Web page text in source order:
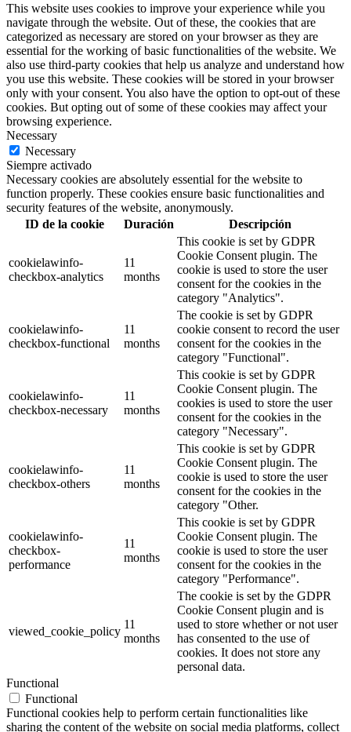
This website uses cookies to improve your experience while you
navigate through the website. Out of these, the cookies that are
categorized as necessary are stored on your browser as they are
essential for the working of basic functionalities of the website. We
also use third-party cookies that help us analyze and understand how
you use this website. These cookies will be stored in your browser
only with your consent. You also have the option to opt-out of these
cookies. But opting out of some of these cookies may affect your
browsing experience.
Necessary
Necessary
Siempre activado
Necessary cookies are absolutely essential for the website to
function properly. These cookies ensure basic functionalities and
security features of the website, anonymously.
ID de la cookie
Duración Descripción
cookielawinfo-
checkbox-analytics
11
months
This cookie is set by GDPR
Cookie Consent plugin. The
cookie is used to store the user
consent for the cookies in the
category "Analytics".
cookielawinfo-
checkbox-functional
11
months
The cookie is set by GDPR
cookie consent to record the user
consent for the cookies in the
category "Functional".
cookielawinfo-
checkbox-necessary
11
months
This cookie is set by GDPR
Cookie Consent plugin. The
cookies is used to store the user
consent for the cookies in the
category "Necessary".
cookielawinfo-
checkbox-others
11
months
This cookie is set by GDPR
Cookie Consent plugin. The
cookie is used to store the user
consent for the cookies in the
category "Other.
cookielawinfo-
checkbox-
performance
11
months
This cookie is set by GDPR
Cookie Consent plugin. The
cookie is used to store the user
consent for the cookies in the
category "Performance".
viewed_cookie_policy
11
months
The cookie is set by the GDPR
Cookie Consent plugin and is
used to store whether or not user
has consented to the use of
cookies. It does not store any
personal data.
Functional
Functional
Functional cookies help to perform certain functionalities like
sharing the content of the website on social media platforms, collect